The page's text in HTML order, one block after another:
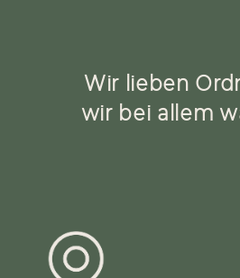
Wir lieben
wir bei allem